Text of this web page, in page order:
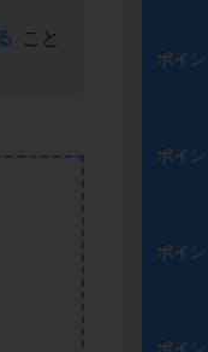
こと
ポイン
ポイン
ポイン